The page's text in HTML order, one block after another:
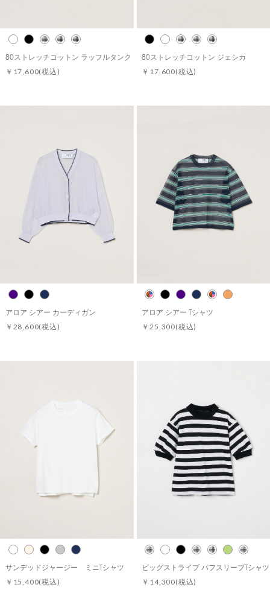
80ストレッチコットン ラッフルタンク
￥17,600(税込)
80ストレッチコットン ジェシカ
￥17,600(税込)
アロア シアー カーディガン
￥28,600(税込)
アロア シアー Tシャツ
￥25,300(税込)
サンデッドジャージー ミニTシャツ
￥15,400(税込)
ビッグストライプ パフスリーブTシャツ
￥14,300(税込)